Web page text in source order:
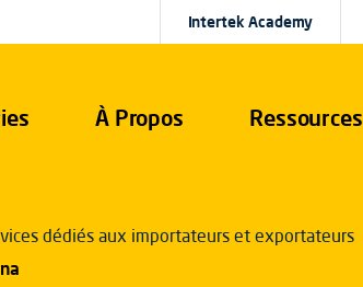
À Propos Ressources
Intertek Academy
dédiés aux importateurs et exportateurs